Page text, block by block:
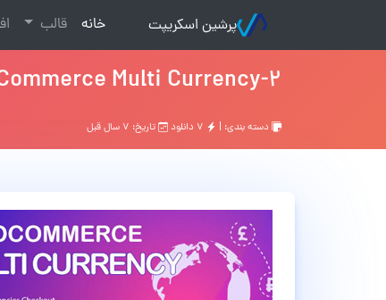
پرشین اسکریپت خانه
(current) قالب
Multi Currency-2
دسته بندی: | تاریخ: ۷ سال قبل